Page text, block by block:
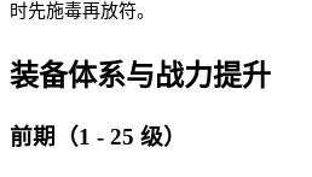
时先施毒再放符。
装备体系与战力提升
前期（1 - 25 级）